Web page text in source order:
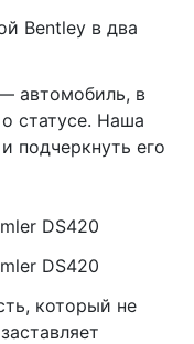
Bentley в два
автомобиль, в
статусе. Наша
подчеркнуть его
DS420
DS420
который не